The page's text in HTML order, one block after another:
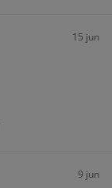
15 jun
9 jun